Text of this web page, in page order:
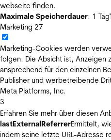
webseite finden.
Maximale Speicherdauer: 1 Tag
Marketing 27
Marketing-Cookies werden
folgen. Die Absicht ist, Anzeigen
ansprechend für den einzelnen
Publisher und werbetreibende
Meta Platforms, Inc.
3
Erfahren Sie mehr über diesen
lastExternalReferrerErmittelt,
indem seine letzte URL-Adresse